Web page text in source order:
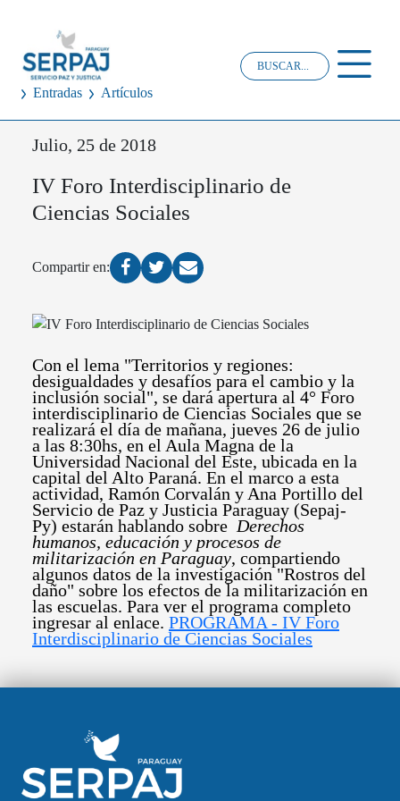
Entradas Artículos
Julio, 25 de 2018
IV Foro Interdisciplinario de
Ciencias Sociales
Compartir en:
Con el lema "Territorios y regiones:
desigualdades y desafíos para el cambio y la
inclusión social", se dará apertura al 4° Foro
interdisciplinario de Ciencias Sociales que se
realizará el día de mañana, jueves 26 de julio
a las 8:30hs, en el Aula Magna de la
Universidad Nacional del Este, ubicada en la
capital del Alto Paraná. En el marco a esta
actividad, Ramón Corvalán y Ana Portillo del
Servicio de Paz y Justicia Paraguay (Sepaj-
Py) estarán hablando sobre Derechos
humanos, educación y procesos de
militarización en Paraguay, compartiendo
algunos datos de la investigación "Rostros del
daño" sobre los efectos de la militarización en
las escuelas. Para ver el programa completo
ingresar al enlace. PROGRAMA - IV Foro
Interdisciplinario de Ciencias Sociales